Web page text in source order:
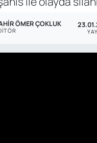
ÖMER ÇOKLUK